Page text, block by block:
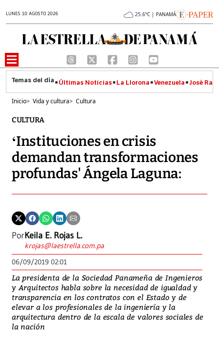
LUNES 10 AGOSTO 2026 25.6°C | PANAMÁ
Últimas Noticias La Llorona Venezuela José
Inicio> Vida y cultura> Cultura
CULTURA
‘Instituciones en crisis
demandan transformaciones
profundas' Ángela Laguna:
PorKeila E. Rojas L.
krojas@laestrella.com.pa
06/09/2019 02:01
La presidenta de la Sociedad Panameña de Ingenieros
y Arquitectos habla sobre la necesidad de igualdad y
transparencia en los contratos con el Estado y de
elevar a los profesionales de la ingeniería y la
arquitectura dentro de la escala de valores sociales de
la nación